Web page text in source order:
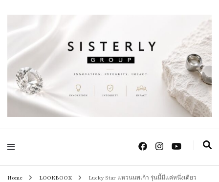
Sisterly Group
Thailand
Positive Power Jewelry แหวนแต่งงาน เครื่องประดับผู้หญิง จิวเวลรี จันทบุรี
Home LOOKBOOK Lucky Star แหวนนพเก้า รุ่นนี้มีแค่หนึ่งเดียว